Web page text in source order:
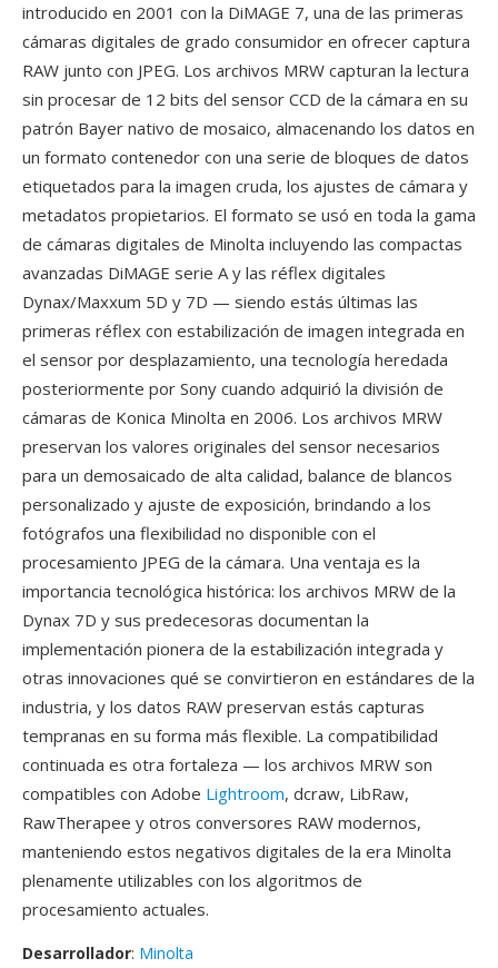
introducido en 2001 con la DiMAGE 7, una de las primeras
cámaras digitales de grado consumidor en ofrecer captura
RAW junto con JPEG. Los archivos MRW capturan la lectura
sin procesar de 12 bits del sensor CCD de la cámara en su
patrón Bayer nativo de mosaico, almacenando los datos en
un formato contenedor con una serie de bloques de datos
etiquetados para la imagen cruda, los ajustes de cámara y
metadatos propietarios. El formato se usó en toda la gama
de cámaras digitales de Minolta incluyendo las compactas
avanzadas DiMAGE serie A y las réflex digitales
Dynax/Maxxum 5D y 7D — siendo estás últimas las
primeras réflex con estabilización de imagen integrada en
el sensor por desplazamiento, una tecnología heredada
posteriormente por Sony cuando adquirió la división de
cámaras de Konica Minolta en 2006. Los archivos MRW
preservan los valores originales del sensor necesarios
para un demosaicado de alta calidad, balance de blancos
personalizado y ajuste de exposición, brindando a los
fotógrafos una flexibilidad no disponible con el
procesamiento JPEG de la cámara. Una ventaja es la
importancia tecnológica histórica: los archivos MRW de la
Dynax 7D y sus predecesoras documentan la
implementación pionera de la estabilización integrada y
otras innovaciones qué se convirtieron en estándares de la
industria, y los datos RAW preservan estás capturas
tempranas en su forma más flexible. La compatibilidad
continuada es otra fortaleza — los archivos MRW son
compatibles con Adobe Lightroom, dcraw, LibRaw,
RawTherapee y otros conversores RAW modernos,
manteniendo estos negativos digitales de la era Minolta
plenamente utilizables con los algoritmos de
procesamiento actuales.
Desarrollador: Minolta